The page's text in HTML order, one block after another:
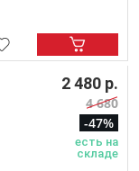
2 480 р.
4 680
-47%
есть на
складе